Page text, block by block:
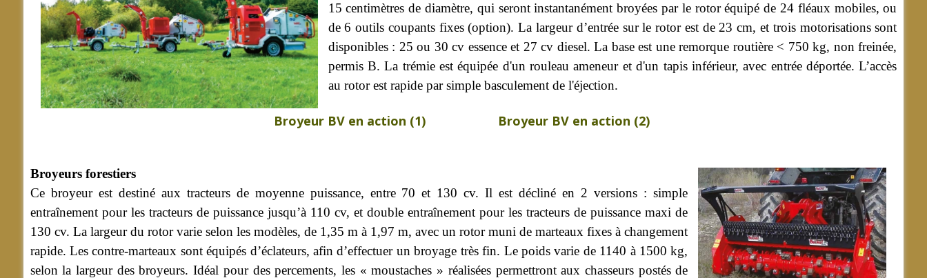
15 centimètres de diamètre, qui seront instantanément broyées par le rotor équipé de 24 fléaux mobiles, ou
de 6 outils coupants fixes (option). La largeur d’entrée sur le rotor est de 23 cm, et trois motorisations sont
disponibles : 25 ou 30 cv essence et 27 cv diesel. La base est une remorque routière < 750 kg, non freinée,
permis B. La trémie est équipée d'un rouleau ameneur et d'un tapis inférieur, avec entrée déportée. L’accès
au rotor est rapide par simple basculement de l'éjection.
Broyeur BV en action (1) Broyeur BV en action (2)
Broyeurs forestiers
Ce broyeur est destiné aux tracteurs de moyenne puissance, entre 70 et 130 cv. Il est décliné en 2 versions : simple
entraînement pour les tracteurs de puissance jusqu’à 110 cv, et double entraînement pour les tracteurs de puissance maxi de
130 cv. La largeur du rotor varie selon les modèles, de 1,35 m à 1,97 m, avec un rotor muni de marteaux fixes à changement
rapide. Les contre-marteaux sont équipés d’éclateurs, afin d’effectuer un broyage très fin. Le poids varie de 1140 à 1500 kg,
selon la largeur des broyeurs. Idéal pour des percements, les « moustaches » réalisées permettront aux chasseurs postés de